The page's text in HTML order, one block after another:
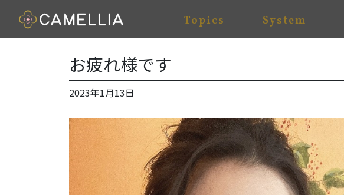
Topics System
お疲れ様です
2023年1月13日